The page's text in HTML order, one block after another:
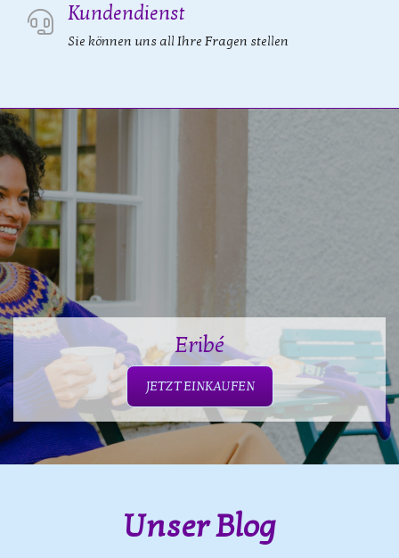
Kundendienst
Sie können uns all Ihre Fragen stellen
Eribé
JETZT EINKAUFEN
Unser Blog